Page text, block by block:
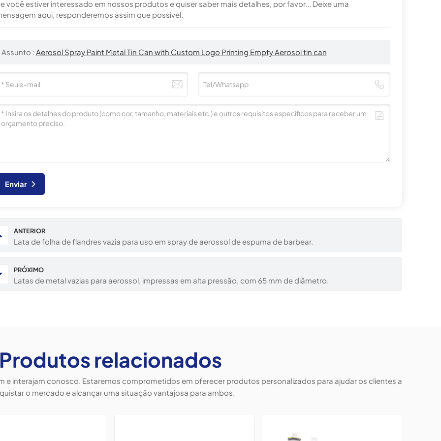
você estiver interessado em nossos produtos e quiser saber mais detalhes, por favor... Deixe uma
aqui, responderemos assim que possível.
Assunto : Aerosol Spray Paint Metal Tin Can with Custom Logo Printing Empty Aerosol tin can
Enviar
ANTERIOR
Lata de folha de flandres vazia para uso em spray de aerossol de espuma de barbear.
PRÓXIMO
Latas de metal vazias para aerossol, impressas em alta pressão, com 65 mm de diâmetro.
relacionados
e interajam conosco. Estaremos comprometidos em oferecer produtos personalizados para ajudar os clientes a
o mercado e alcançar uma situação vantajosa para ambos.